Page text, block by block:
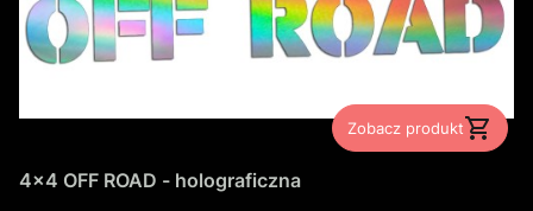
Zobacz produkt
4x4 OFF ROAD - holograficzna